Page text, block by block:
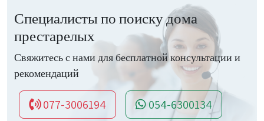
Специалисты по поиску дома
престарелых
Свяжитесь с нами для бесплатной консультации и
рекомендаций
077-3006194 054-6300134